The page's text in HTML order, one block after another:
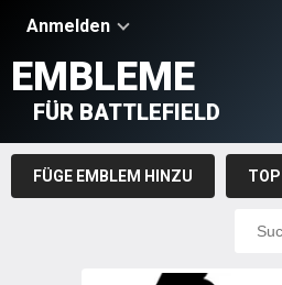
Anmelden
EMBLEME
FÜR BATTLEFIELD
FÜGE EMBLEM HINZU TOP